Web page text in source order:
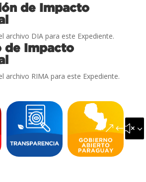
de Impacto
archivo DIA para este Expediente.
de Impacto
archivo RIMA para este Expediente.